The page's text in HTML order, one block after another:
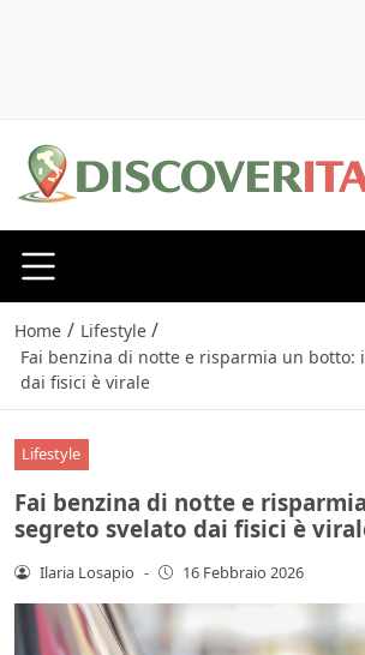
Home / Lifestyle /
Fai benzina di notte e risparmia un botto:
dai fisici è virale
Lifestyle
Fai benzina di notte e
segreto svelato dai fisici è
Ilaria Losapio - 16 Febbraio 2026